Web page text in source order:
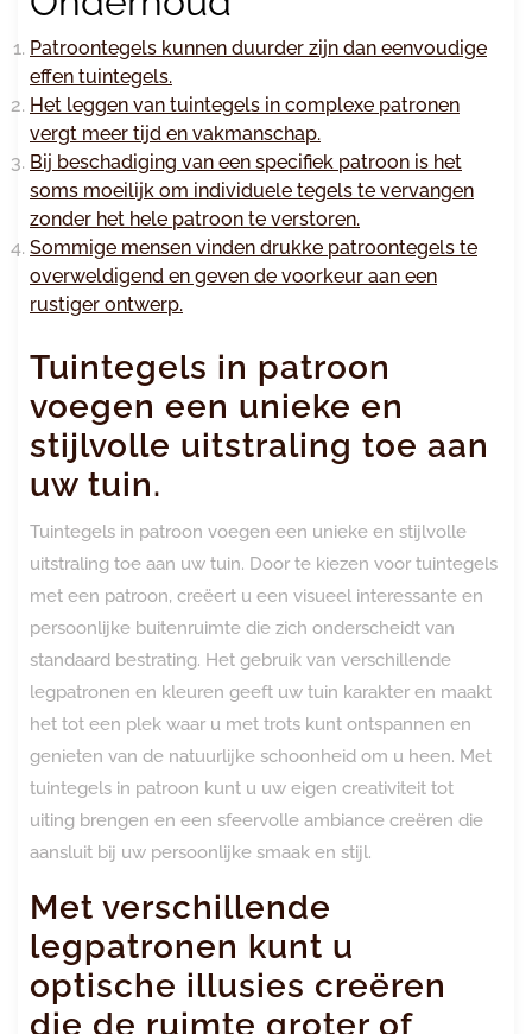
Patroontegels kunnen duurder zijn dan eenvoudige
effen tuintegels.
Het leggen van tuintegels in complexe patronen
vergt meer tijd en vakmanschap.
Bij beschadiging van een specifiek patroon is het
soms moeilijk om individuele tegels te vervangen
zonder het hele patroon te verstoren.
Sommige mensen vinden drukke patroontegels te
overweldigend en geven de voorkeur aan een
rustiger ontwerp.
Tuintegels in patroon
voegen een unieke en
stijlvolle uitstraling toe aan
uw tuin.
Tuintegels in patroon voegen een unieke en stijlvolle
uitstraling toe aan uw tuin. Door te kiezen voor tuintegels
met een patroon, creëert u een visueel interessante en
persoonlijke buitenruimte die zich onderscheidt van
standaard bestrating. Het gebruik van verschillende
legpatronen en kleuren geeft uw tuin karakter en maakt
het tot een plek waar u met trots kunt ontspannen en
genieten van de natuurlijke schoonheid om u heen. Met
tuintegels in patroon kunt u uw eigen creativiteit tot
uiting brengen en een sfeervolle ambiance creëren die
aansluit bij uw persoonlijke smaak en stijl.
Met verschillende
legpatronen kunt u
optische illusies creëren
die de ruimte groter of